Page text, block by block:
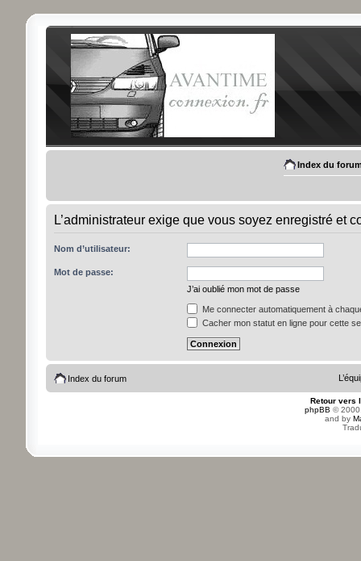
Index du
L’administrateur exige que vous soyez enregistré et
Nom d’utilisateur:
Mot de passe:
J’ai oublié mon mot de passe
Me connecter automatiquement à
Cacher mon statut en ligne pour cette
Index du forum
Retour vers
phpBB ©
and by